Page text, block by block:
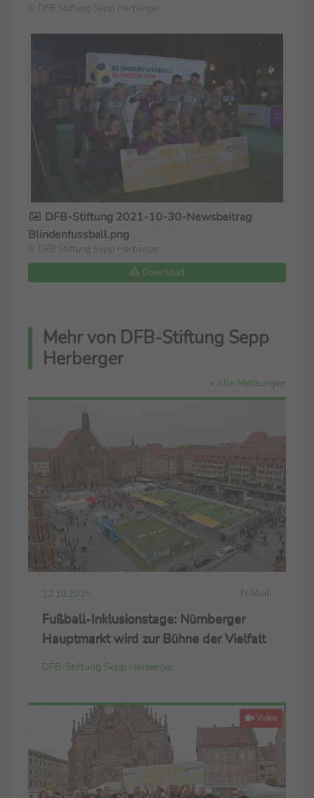
© DFB Stiftung Sepp Herberger
DFB-Stiftung 2021-10-30-Newsbeitrag
Blindenfussball.png
© DFB Stiftung Sepp Herberger
Download
Mehr von DFB-Stiftung Sepp
Herberger
» Alle Meldungen
12.10.2025 Fußball
Fußball-Inklusionstage: Nürnberger
Hauptmarkt wird zur Bühne der Vielfalt
DFB-Stiftung Sepp Herberger
Video